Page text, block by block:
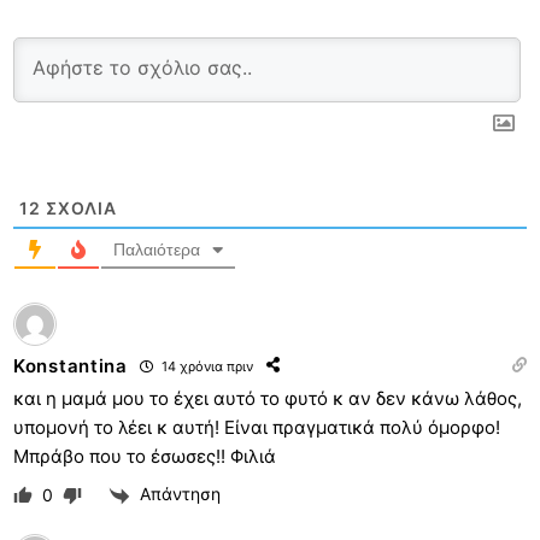
12 ΣΧΌΛΙΑ
Παλαιότερα
Konstantina 14 χρόνια πριν
και η μαμά μου το έχει αυτό το φυτό κ αν δεν κάνω λάθος,
υπομονή το λέει κ αυτή! Είναι πραγματικά πολύ όμορφο!
Μπράβο που το έσωσες!! Φιλιά
0 Απάντηση